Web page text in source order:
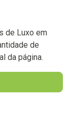
de Luxo em
de
da página.